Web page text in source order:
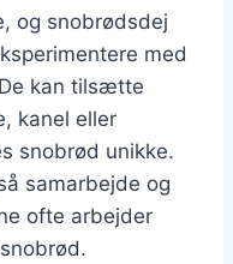
og snobrødsdej
med
kan tilsætte
kanel eller
snobrød unikke.
samarbejde og
ofte arbejder